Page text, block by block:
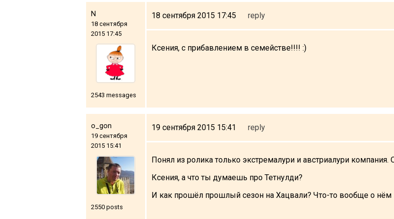
N
18 сентября
2015 17:45
2543 messages
18 сентября 2015 17:45 reply
Ксения, с прибавлением в семействе!!!! :)
o_gon
19 сентября
2015 15:41
2550 posts
19 сентября 2015 15:41 reply
Понял из ролика только экстремалури и австриалури
Ксения, а что ты думаешь про Тетнулди?
И как прошёл прошлый сезон на Хацвали? Что-то вообще о